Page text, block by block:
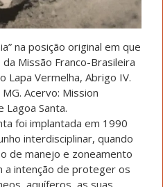
na posição original em que
Missão Franco-Brasileira
Lapa Vermelha, Abrigo IV.
Acervo: Mission
Lagoa Santa.
foi implantada em 1990
interdisciplinar, quando
de manejo e zoneamento
a intenção de proteger os